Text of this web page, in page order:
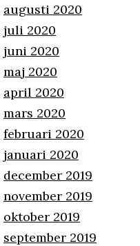
augusti 2020
juli 2020
juni 2020
maj 2020
april 2020
mars 2020
februari 2020
januari 2020
december 2019
november 2019
oktober 2019
september 2019